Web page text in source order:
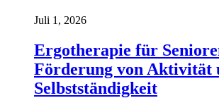
Juli 1, 2026
Ergotherapie für
Förderung von Aktivität
Selbstständigkeit